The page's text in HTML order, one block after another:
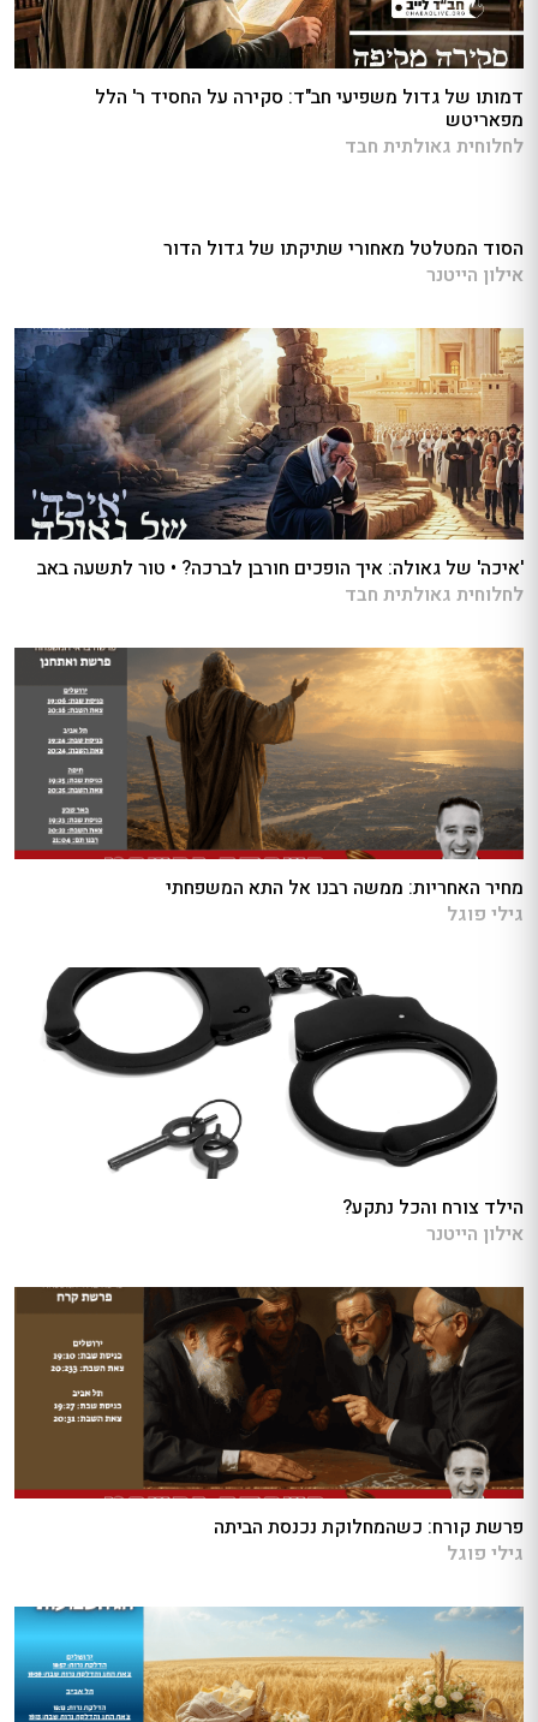
דמותו של גדול משפיעי חב"ד: סקירה על החסיד ר' הלל
מפאריטש
לחלוחית גאולתית חבד
הסוד המטלטל מאחורי שתיקתו של גדול הדור
אילון הייטנר
'איכה' של גאולה: איך הופכים חורבן לברכה? • טור לתשעה באב
לחלוחית גאולתית חבד
מחיר האחריות: ממשה רבנו אל התא המשפחתי
גילי פוגל
הילד צורח והכל נתקע?
אילון הייטנר
פרשת קורח: כשהמחלוקת נכנסת הביתה
גילי פוגל